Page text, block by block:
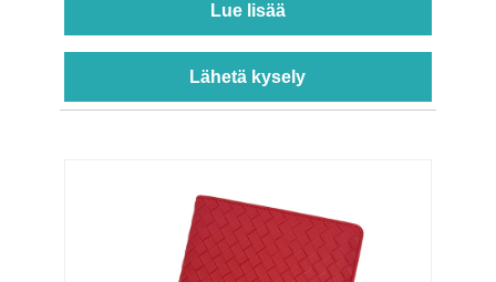
Lue lisää
Lähetä kysely